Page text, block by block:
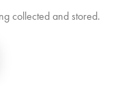
collected and stored.